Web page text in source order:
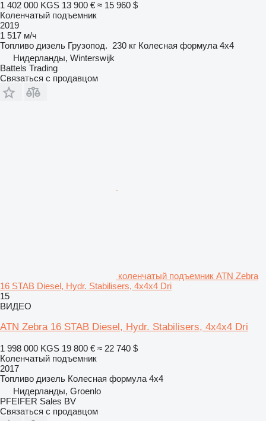
1 402 000 KGS 13 900 € ≈ 15 960 $
Коленчатый подъемник
2019
1 517 м/ч
Топливо дизель Грузопод. 230 кг Колесная формула 4x4
Нидерланды, Winterswijk
Battels Trading
Связаться с продавцом
коленчатый подъемник ATN Zebra
16 STAB Diesel, Hydr. Stabilisers, 4x4x4 Dri
15
ВИДЕО
ATN Zebra 16 STAB Diesel, Hydr. Stabilisers, 4x4x4 Dri
1 998 000 KGS 19 800 € ≈ 22 740 $
Коленчатый подъемник
2017
Топливо дизель Колесная формула 4x4
Нидерланды, Groenlo
PFEIFER Sales BV
Связаться с продавцом